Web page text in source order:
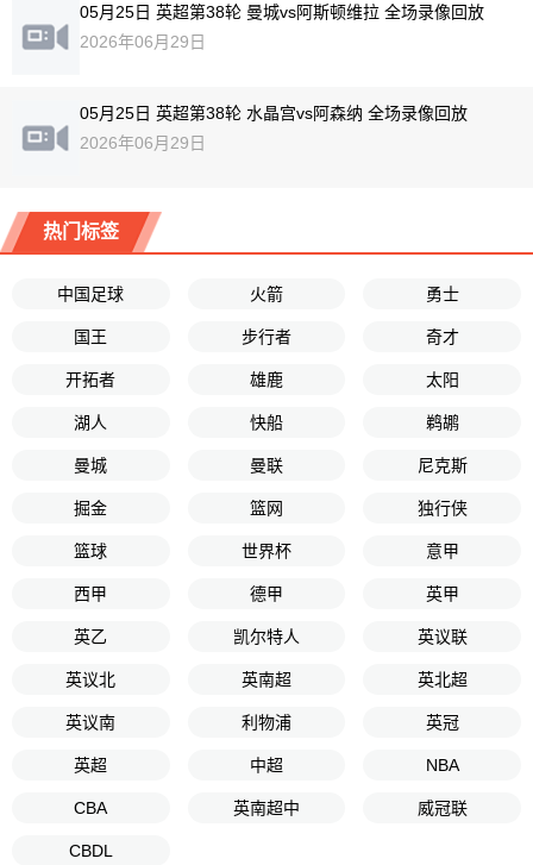
05月25日 英超第38轮 曼城vs阿斯顿维拉 全场录像回放
2026年06月29日
05月25日 英超第38轮 水晶宫vs阿森纳 全场录像回放
2026年06月29日
热门标签
中国足球 火箭 勇士
国王 步行者 奇才
开拓者 雄鹿 太阳
湖人 快船 鹈鹕
曼城 曼联 尼克斯
掘金 篮网 独行侠
篮球 世界杯 意甲
西甲 德甲 英甲
英乙 凯尔特人 英议联
英议北 英南超 英北超
英议南 利物浦 英冠
英超 中超 NBA
CBA 英南超中 威冠联
CBDL